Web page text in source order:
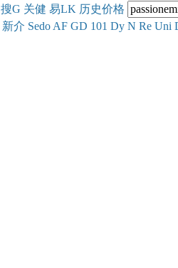
搜G 关健 易LK 历史价格
新介 Sedo AF GD 101 Dy N Re Uni